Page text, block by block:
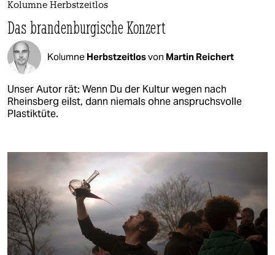
Kolumne Herbstzeitlos
Das brandenburgische Konzert
Kolumne Herbstzeitlosvon Martin Reichert
Unser Autor rät: Wenn Du der Kultur wegen nach
Rheinsberg eilst, dann niemals ohne anspruchsvolle
Plastiktüte.